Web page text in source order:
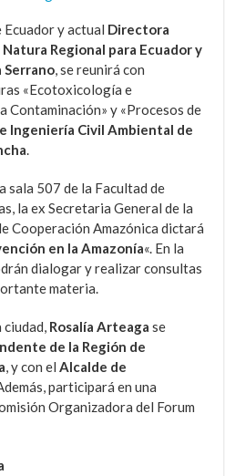
y actual Directora
Regional para Ecuador y
Serrano, se reunirá con
«Ecotoxicología e
Contaminación» y «Procesos de
Ingeniería Civil Ambiental de
.
sala 507 de la Facultad de
la ex Secretaria General de la
Cooperación Amazónica dictará
en la Amazonía«. En la
dialogar y realizar consultas
materia.
ciudad, Rosalía Arteaga se
de la Región de
, y con elAlcalde de
participará en una
Organizadora del Forum